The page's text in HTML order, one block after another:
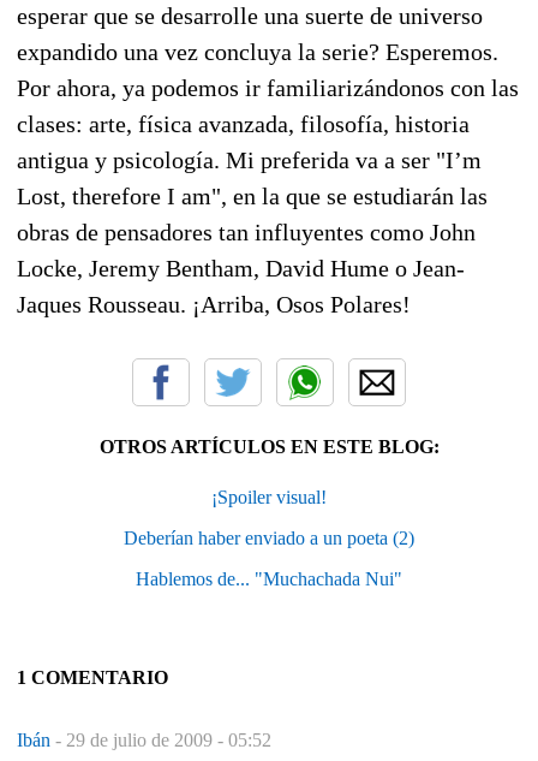
esperar que se desarrolle una suerte de universo
expandido una vez concluya la serie? Esperemos.
Por ahora, ya podemos ir familiarizándonos con las
clases: arte, física avanzada, filosofía, historia
antigua y psicología. Mi preferida va a ser "I’m
Lost, therefore I am", en la que se estudiarán las
obras de pensadores tan influyentes como John
Locke, Jeremy Bentham, David Hume o Jean-
Jaques Rousseau. ¡Arriba, Osos Polares!
OTROS ARTÍCULOS EN ESTE BLOG:
¡Spoiler visual!
Deberían haber enviado a un poeta (2)
Hablemos de... "Muchachada Nui"
1 COMENTARIO
Ibán - 29 de julio de 2009 - 05:52